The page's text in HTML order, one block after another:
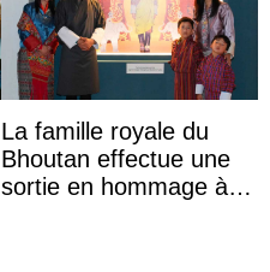
La famille royale du
Bhoutan effectue une
sortie en hommage à